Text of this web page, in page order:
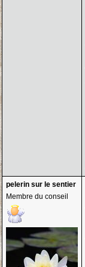
pelerin sur le sentier
Membre du conseil